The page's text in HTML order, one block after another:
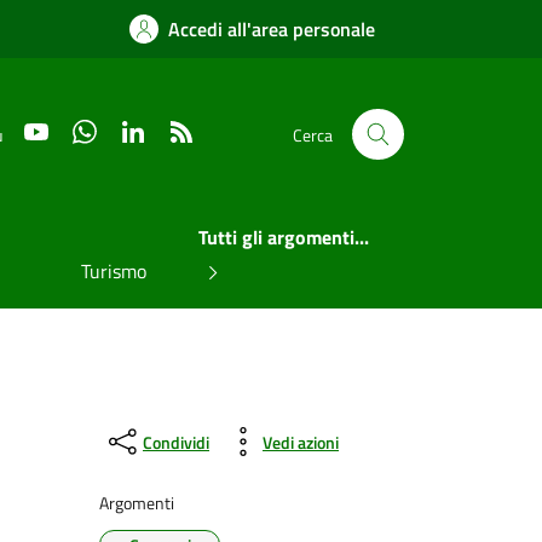
Accedi all'area personale
YouTube WhatsAppLinkedIn Cerca
Turismo
Tutti gli argomenti...
Condividi Vedi azioni
Argomenti